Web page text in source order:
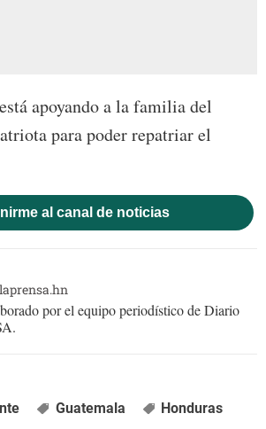
apoyando a la familia del
para poder repatriar el
al canal de noticias
por el equipo periodístico de Diario
Guatemala Honduras